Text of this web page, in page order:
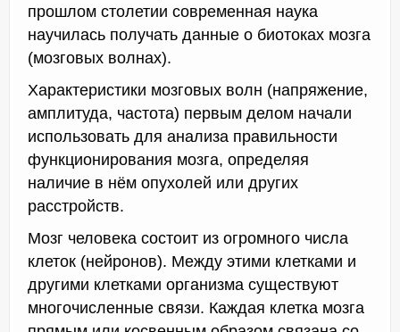
прошлом столетии современная наука
научилась получать данные о биотоках мозга
(мозговых волнах).
Характеристики мозговых волн (напряжение,
амплитуда, частота) первым делом начали
использовать для анализа правильности
функционирования мозга, определяя
наличие в нём опухолей или других
расстройств.
Мозг человека состоит из огромного числа
клеток (нейронов). Между этими клетками и
другими клетками организма существуют
многочисленные связи. Каждая клетка мозга